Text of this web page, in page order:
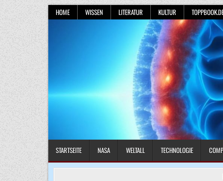
Skip
to
content
HOME WISSEN LITERATUR KULTUR
STARTSEITE NASA WELTALL TECHNOLOGIE